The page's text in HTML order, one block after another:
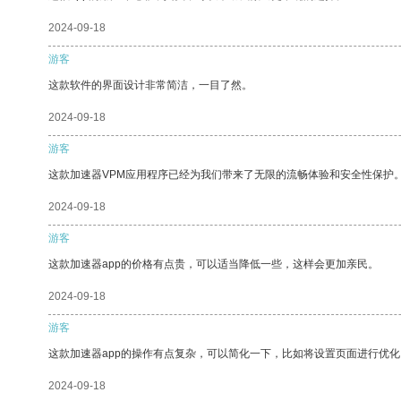
2024-09-18
游客
这款软件的界面设计非常简洁，一目了然。
2024-09-18
游客
这款加速器VPM应用程序已经为我们带来了无限的流畅体验和安全性保护
2024-09-18
游客
这款加速器app的价格有点贵，可以适当降低一些，这样会更加亲民。
2024-09-18
游客
这款加速器app的操作有点复杂，可以简化一下，比如将设置页面进行优
2024-09-18